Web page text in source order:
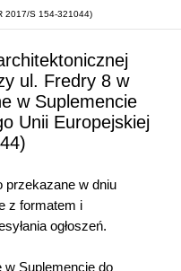
2017/S 154-321044)
ul. Fredry 8 w
w Suplemencie
Unii Europejskiej
przekazane w dniu
z formatem i
ogłoszeń.
w Suplemencie do